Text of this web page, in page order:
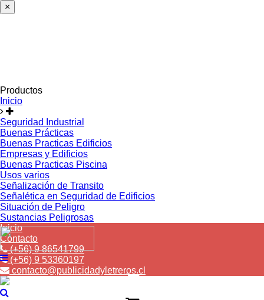
×
Productos
Inicio
Seguridad Industrial
Buenas Prácticas
Buenas Practicas Edificios
Empresas y Edificios
Buenas Practicas Piscina
Usos varios
Señalización de Transito
Señalética en Seguridad de Edificios
Situación de Peligro
Sustancias Peligrosas
Inicio
Contacto
(+56) 9 86541799
(+56) 9 53360197
contacto@publicidadyletreros.cl